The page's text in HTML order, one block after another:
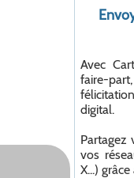
Avec
faire-
digital.
Partagez
vos
X...)